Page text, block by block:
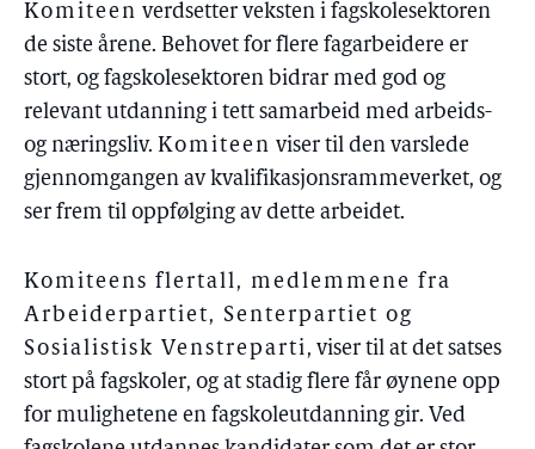
Komiteen verdsetter veksten i fagskolesektoren
de siste årene. Behovet for flere fagarbeidere er
stort, og fagskolesektoren bidrar med god og
relevant utdanning i tett samarbeid med arbeids-
og næringsliv. Komiteen viser til den varslede
gjennomgangen av kvalifikasjonsrammeverket, og
ser frem til oppfølging av dette arbeidet.
Komiteens flertall, medlemmene fra
Arbeiderpartiet, Senterpartiet og
Sosialistisk Venstreparti, viser til at det satses
stort på fagskoler, og at stadig flere får øynene opp
for mulighetene en fagskoleutdanning gir. Ved